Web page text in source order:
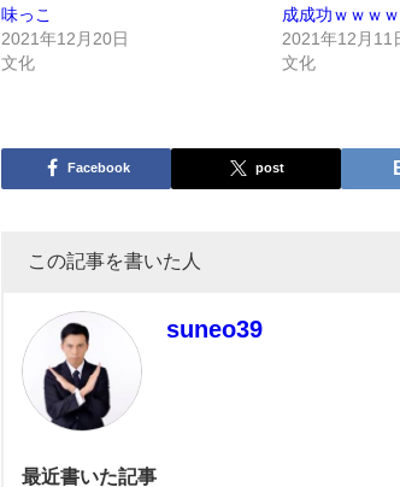
味っこ
2021年12月20日
文化
成成功ｗｗｗ
2021年12月11
文化
Facebook post
この記事を書いた人
suneo39
最近書いた記事